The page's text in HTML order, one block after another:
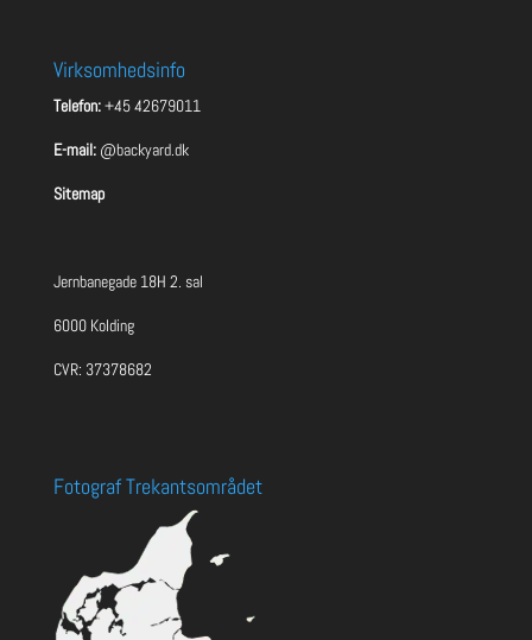
Virksomhedsinfo
Telefon:+45 42679011
E-mail: @backyard.dk
Sitemap
Jernbanegade 18H 2. sal
6000 Kolding
CVR: 37378682
Fotograf Trekantsområdet